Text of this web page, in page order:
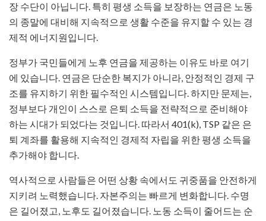
장 수단이 아닙니다. 특히 평생 소득을 보장하는 연금은 노동
의 종말에 대비해 지속적으로 생활 수준을 유지할 수 있는 경
제적 에너지원입니다.
정부가 국민들에게 노후 연금을 제공하는 이유도 바로 여기
에 있습니다. 연금은 단순한 복지가 아니라, 안정적인 경제 구
조를 유지하기 위한 필수적인 시스템입니다. 하지만 문제는,
정부보다 개인이 스스로 은퇴 소득을 전략적으로 준비해야
하는 시대가 되었다는 것입니다. 따라서 401(k), TSP 같은 은
퇴 계좌를 활용해 지속적인 경제적 자립을 위한 평생 소득을
추가해야 합니다.
역사적으로 사람들은 어떤 상황 속에서도 귀중품을 안전하게
지키려 노력했습니다. 자본주의는 빠르게 변화합니다. 수명
은 길어졌고, 노후도 길어졌습니다. 노동 소득이 줄어드는 순